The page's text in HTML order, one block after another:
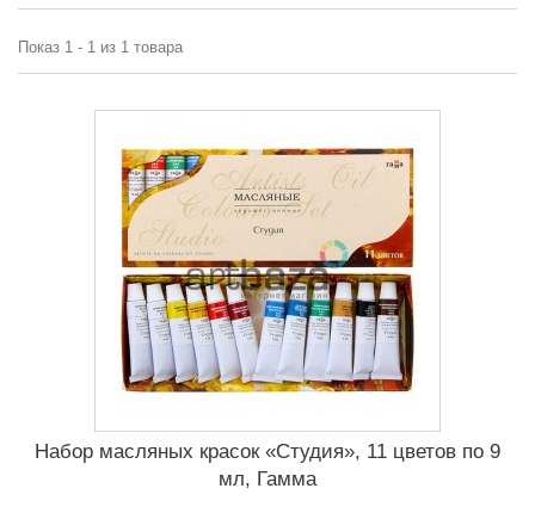
Показ 1 - 1 из 1 товара
Набор масляных красок «Студия», 11 цветов по 9
мл, Гамма